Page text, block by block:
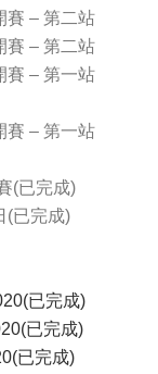
賽 – 第二站
賽 – 第二站
賽 – 第一站
賽 – 第一站
(已完成)
(已完成)
(已完成)
(已完成)
已完成)